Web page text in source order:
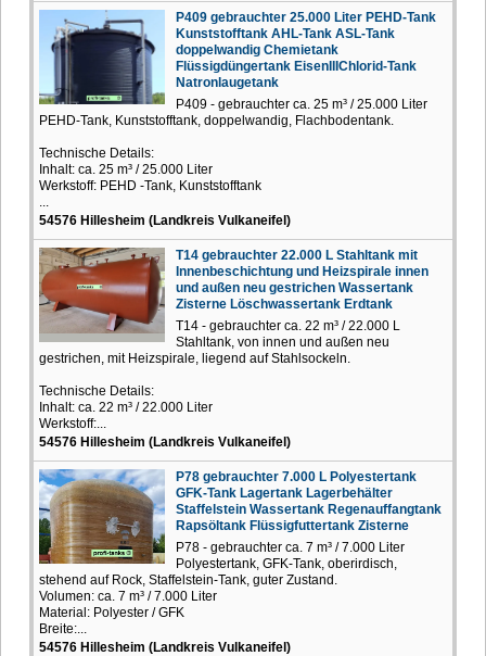
P409 gebrauchter 25.000 Liter PEHD-Tank
Kunststofftank AHL-Tank ASL-Tank
doppelwandig Chemietank
Flüssigdüngertank EisenIIIChlorid-Tank
Natronlaugetank
P409 - gebrauchter ca. 25 m³ / 25.000 Liter
PEHD-Tank, Kunststofftank, doppelwandig, Flachbodentank.
Technische Details:
Inhalt: ca. 25 m³ / 25.000 Liter
Werkstoff: PEHD -Tank, Kunststofftank
54576 Hillesheim (Landkreis Vulkaneifel)
T14 gebrauchter 22.000 L Stahltank mit
Innenbeschichtung und Heizspirale innen
und außen neu gestrichen Wassertank
Zisterne Löschwassertank Erdtank
T14 - gebrauchter ca. 22 m³ / 22.000 L
Stahltank, von innen und außen neu
gestrichen, mit Heizspirale, liegend auf Stahlsockeln.
Technische Details:
Inhalt: ca. 22 m³ / 22.000 Liter
Werkstoff:...
54576 Hillesheim (Landkreis Vulkaneifel)
P78 gebrauchter 7.000 L Polyestertank
GFK-Tank Lagertank Lagerbehälter
Staffelstein Wassertank Regenauffangtank
Rapsöltank Flüssigfuttertank Zisterne
P78 - gebrauchter ca. 7 m³ / 7.000 Liter
Polyestertank, GFK-Tank, oberirdisch,
stehend auf Rock, Staffelstein-Tank, guter Zustand.
Volumen: ca. 7 m³ / 7.000 Liter
Material: Polyester / GFK
Breite:...
54576 Hillesheim (Landkreis Vulkaneifel)